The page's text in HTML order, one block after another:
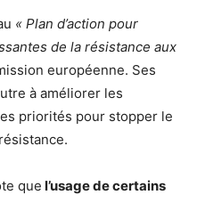
« Plan d’action pour
de la résistance aux
européenne. Ses
à améliorer les
priorités pour stopper le
que l’usage de certains